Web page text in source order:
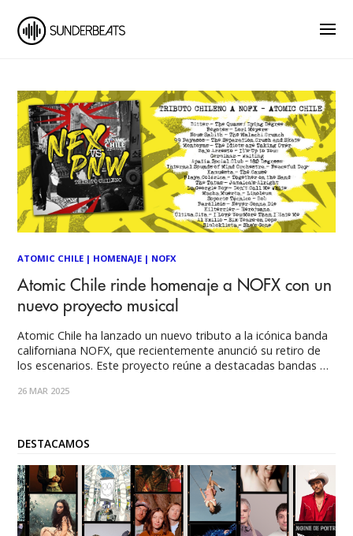
ATOMIC CHILE | HOMENAJE | NOFX
Atomic Chile rinde homenaje a NOFX con un
nuevo proyecto musical
Atomic Chile ha lanzado un nuevo tributo a la icónica banda
californiana NOFX, que recientemente anunció su retiro de
los escenarios. Este proyecto reúne a destacadas bandas de
Última Cita, Kilterrier, Talking Props, The Tatas, A la Mala,
26 MAR 2025
DESTACAMOS